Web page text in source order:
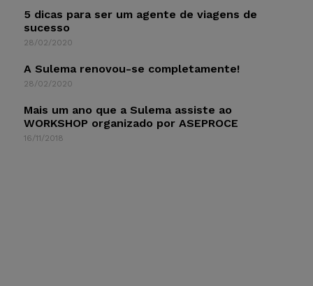
5 dicas para ser um agente de viagens de
sucesso
28/02/2020
A Sulema renovou-se completamente!
28/02/2020
Mais um ano que a Sulema assiste ao
WORKSHOP organizado por ASEPROCE
16/11/2018